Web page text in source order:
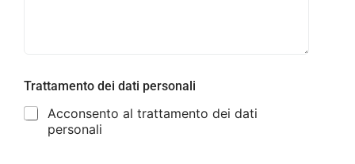
Trattamento dei dati personali
Acconsento al trattamento dei dati
personali